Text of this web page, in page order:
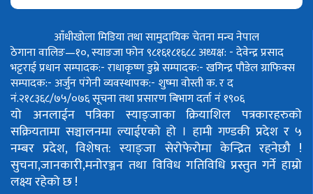
आँधीखोला मिडिया तथा सामुदायिक चेतना मन्च नेपाल
ठेगाना वालिङ—१०, स्याङजा फोन ९८१६१८१६८८अध्यक्ष: - देवेन्द्र प्रसाद
भट्टराईप्रधान सम्पादक:- राधाकृष्ण डुम्रेसम्पादक:- खगिन्द्र पौडेलग्राफिक्स
सम्पादक:- अर्जुन पंगेनीव्यवस्थापक:- शुष्मा वोस्तीक. र द
नं.२१८३६८/७५/०७६सूचना तथा प्रसारण बिभाग दर्ता नं १९०६
यो अनलाईन पत्रिका स्याङ्जाका क्रियाशिल पत्रकारहरुको
सक्रियतामा सञ्चालनमा ल्याईएको हो । हामी गण्डकी प्रदेश र ५
नम्बर प्रदेश, विशेषत: स्याङ्जा सेरोफेरोमा केन्द्रित रहनेछौ !
सुचना,जानकारी,मनोरञ्जन तथा विविध गतिविधि प्रस्तुत गर्ने हाम्रो
लक्ष्य रहेको छ !